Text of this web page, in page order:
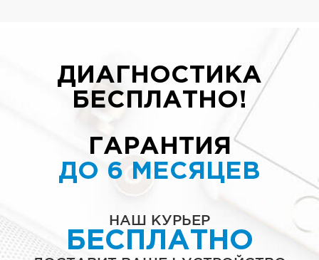
ДИАГНОСТИКА
БЕСПЛАТНО!
ГАРАНТИЯ
ДО 6 МЕСЯЦЕВ
НАШ КУРЬЕР
БЕСПЛАТНО